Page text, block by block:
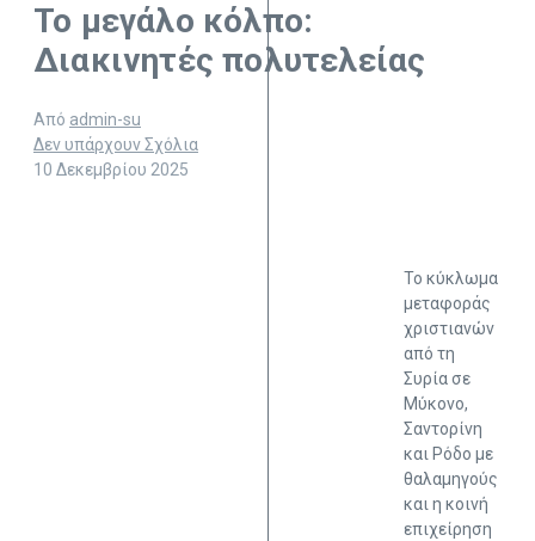
Το μεγάλο κόλπο:
Διακινητές πολυτελείας
Από admin-su
Δεν υπάρχουν Σχόλια
10 Δεκεμβρίου 2025
Το κύκλωμα
μεταφοράς
χριστιανών
από τη
Συρία σε
Μύκονο,
Σαντορίνη
και Ρόδο με
θαλαμηγούς
και η κοινή
επιχείρηση